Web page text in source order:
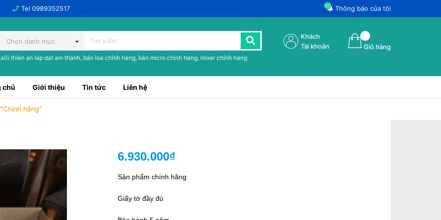
Tel 0989352517 Thông báo của tôi
50
Chọn danh mục
thien an lap dat am thanh, bán loa chính hang, bán micro chinh hang, mixer chính hang
Giỏ hàng
Khách
Tài khoản
chủ Giới thiệu Tin tức Liên hệ
hãng"
6.930.000₫
Sản phẩm chính hãng
Giấy tờ đầy đủ